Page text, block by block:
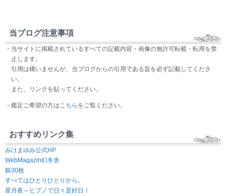
当ブログ注意事項
・当サイトに掲載されているすべての記載内容・画像の無許可転載・転用を禁
止します。
引用は構いませんが、当ブログからの引用である旨を必ず記載してくださ
い。
また、リンクを貼ってください。
・鑑定ご希望の方はこちら をご覧ください。
おすすめリンク集
みけまゆみ公式HP
WebMagazin幻冬舎
銀30枚
すべてはひとりひとりから。
星月夜～ヒプノで日々是好日！